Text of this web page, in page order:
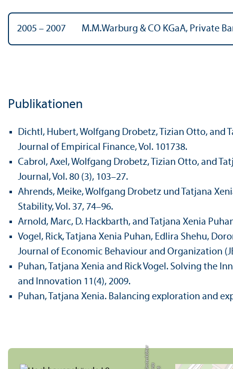
2005 – 2007 M.M.Warburg & CO KGaA, Private
Publikationen
Dichtl, Hubert, Wolfgang Drobetz, Tizian Otto, and
Journal of Empirical Finance, Vol. 101738.
Cabrol, Axel, Wolfgang Drobetz, Tizian Otto, and
Journal, Vol. 80 (3), 103–27.
Ahrends, Meike, Wolfgang Drobetz und Tatjana
Stability, Vol. 37, 74–96.
Arnold, Marc, D. Hackbarth, and Tatjana Xenia
Vogel, Rick, Tatjana Xenia Puhan, Edlira Shehu,
Journal of Economic Behaviour and Organization
Puhan, Tatjana Xenia and Rick Vogel. Solving the
and Innovation 11(4), 2009.
Puhan, Tatjana Xenia. Balancing exploration and
r